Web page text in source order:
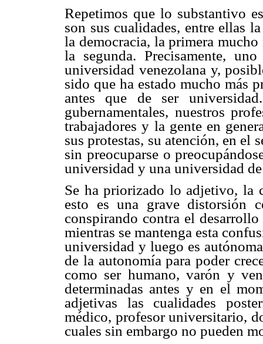
Repetimos que lo substantivo
son sus cualidades, entre ellas
la democracia, la primera
la segunda. Precisamente,
universidad venezolana y,
sido que ha estado mucho más
antes que de ser
gubernamentales, nuestros
trabajadores y la gente en
sus protestas, su atención, en el
sin preocuparse o
universidad y una universidad
Se ha priorizado lo adjetivo, la
esto es una grave distorsión
conspirando contra el
mientras se mantenga esta
universidad y luego es
de la autonomía para poder
como ser humano, varón y
determinadas antes y en el
adjetivas las cualidades
médico, profesor universitario,
cuales sin embargo no pueden